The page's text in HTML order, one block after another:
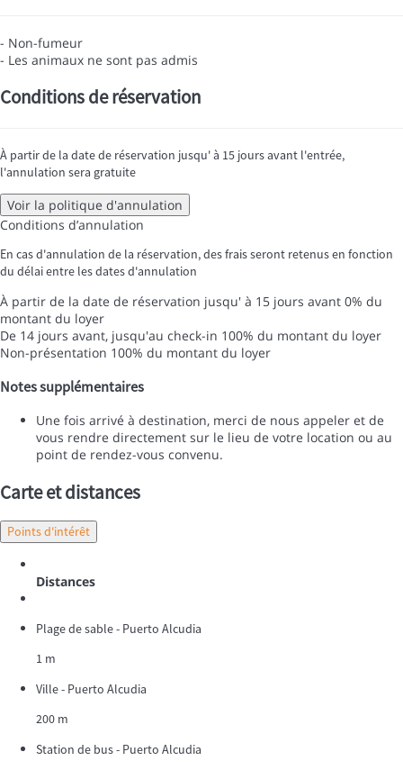
- Non-fumeur
- Les animaux ne sont pas admis
Conditions de réservation
À partir de la date de réservation jusqu' à 15 jours avant l'entrée,
l'annulation sera gratuite
Voir la politique d'annulation
Conditions d’annulation
En cas d'annulation de la réservation, des frais seront retenus en fonction
du délai entre les dates d'annulation
À partir de la date de réservation jusqu' à 15 jours avant 0% du
montant du loyer
De 14 jours avant, jusqu'au check-in 100% du montant du loyer
Non-présentation 100% du montant du loyer
Notes supplémentaires
Une fois arrivé à destination, merci de nous appeler et de
vous rendre directement sur le lieu de votre location ou au
point de rendez-vous convenu.
Carte et distances
Points d'intérêt
Distances
Plage de sable - Puerto Alcudia
1 m
Ville - Puerto Alcudia
200 m
Station de bus - Puerto Alcudia